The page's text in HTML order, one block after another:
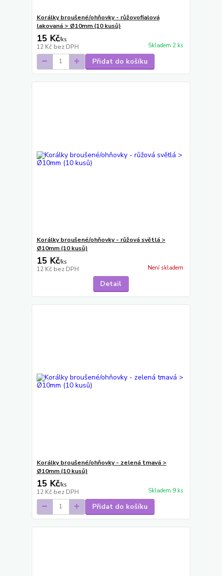
Korálky broušené/ohňovky - růžovofialová
lakovaná > Ø10mm (10 kusů)
15 Kč/ks
12 Kč bez DPH Skladem 2 ks
Přidat do košíku
Korálky broušené/ohňovky - růžová světlá >
Ø10mm (10 kusů)
15 Kč/ks
12 Kč bez DPH Není skladem
Detail
Korálky broušené/ohňovky - zelená tmavá >
Ø10mm (10 kusů)
15 Kč/ks
12 Kč bez DPH Skladem 9 ks
Přidat do košíku